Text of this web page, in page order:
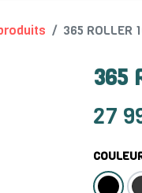
365 ROLLER
365
27